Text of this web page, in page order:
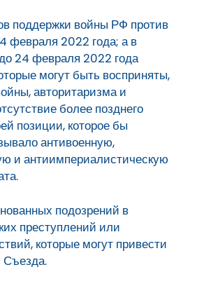
поддержки войны РФ против
февраля 2022 года; а в
24 февраля 2022 года
могут быть восприняты,
авторитаризма и
более позднего
позиции, которое бы
антивоенную,
и антиимпериалистическую
подозрений в
преступлений или
которые могут привести
Съезда.